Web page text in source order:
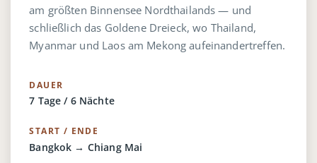
am größten Binnensee Nordthailands — und
schließlich das Goldene Dreieck, wo Thailand,
Myanmar und Laos am Mekong aufeinandertreffen.
DAUER
7 Tage / 6 Nächte
START / ENDE
Bangkok → Chiang Mai